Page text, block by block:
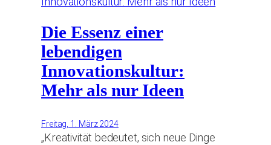
Die Essenz einer
lebendigen
Innovationskultur:
Mehr als nur Ideen
Freitag, 1. März 2024
„Kreativität bedeutet, sich neue Dinge